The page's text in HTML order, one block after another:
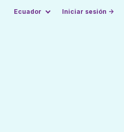
Ecuador Iniciar sesión →